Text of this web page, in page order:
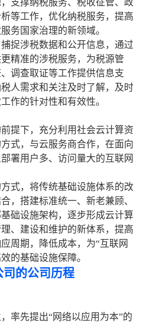
支撑纳税服务、税收征管、政
等工作，优化纳税服务，提高
务国家治理的新领域。
捉涉税数据和公开信息，通过
精准的涉税服务，为税源管
调查取证等工作提供信息支
人需求和关注及时了解，及时
作的针对性和有效性。
提下，充分利用社会云计算资
式，与云服务商合作，在面向
署用户多、访问量大的互联网
式，将传统基础设施体系的改
，搭建标准统一、新老兼顾、
础设施架构，逐步形成云计算
、建设和维护的新体系，提高
周期，降低成本，为“互联网
的基础设施保障。
司的公司历程
率先提出“网络以应用为本”的